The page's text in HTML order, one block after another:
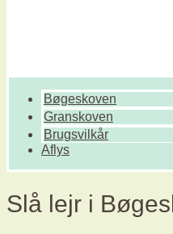
Bøgeskoven
Granskoven
Brugsvilkår
Aflys
Slå lejr i